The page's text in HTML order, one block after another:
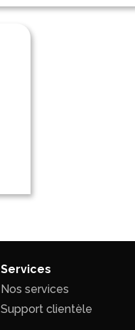
Services
Nos services
Support clientèle